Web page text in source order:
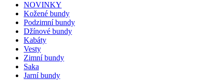
NOVINKY
Kožené bundy
Podzimní bundy
Džínové bundy
Kabáty
Vesty
Zimní bundy
Saka
Jarní bundy